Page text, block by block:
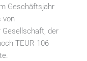
Geschäftsjahr
von
Gesellschaft, der
TEUR 106